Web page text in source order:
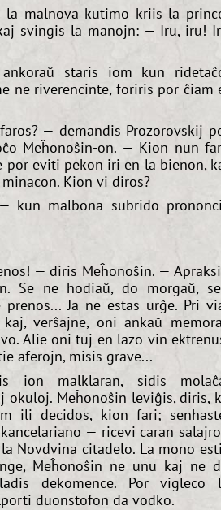
malnova kutimo kriis la
svingis la manojn: — Iru, iru!
staris iom kun
ne riverencinte, foriris por ĉiam
— demandis Prozorovskij
Meĥonoŝin-on. — Kion nun
por eviti pekon iri en la bienon,
Kion vi diros?
kun malbona subrido
— diris Meĥonoŝin. —
Se ne hodiaŭ, do morgaŭ,
prenos... Ja ne estas urĝe. Pri
verŝajne, oni ankaŭ
Alie oni tuj en lazo vin
aferojn, misis grave...
ion malklaran, sidis
okuloj. Meĥonoŝin leviĝis, diris,
ili decidos, kion fari;
— ricevi caran
Novdvina citadelo. La mono
Meĥonoŝin ne unu kaj ne
dekomence. Por vigleco
duonstofon da vodko.